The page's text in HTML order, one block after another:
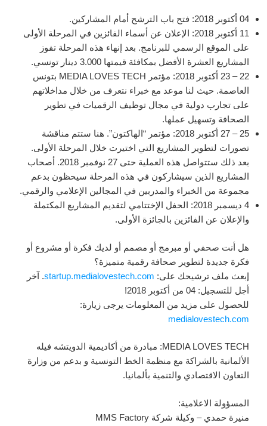
04 أكتوبر 2018: فتح باب الترشح أمام المشاركين.
11 أكتوبر 2018: الإعلان عن أسماء الفائزين في المرحلة الأولى
على الموقع الرسمي للبرنامج. بعد إنهاء هذه المرحلة تفوز
المشاريع العشرة الأفضل بمكافئة قيمتها 3.000 دينار تونسي.
22 – 23 أكتوبر 2018: مؤتمر MEDIA LOVES TECH بتونس
العاصمة. حيث لنا موعد مع خبراء نتعرف من خلال مداخلاتهم
على تجارب دولية في مجال توظيف الرقميات في تطوير
الصحافة وتسهيل عملها.
25 – 27 أكتوبر 2018: مؤتمر “الهاكتون”. هنا ستتم مناقشة
تصورات لتطوير المشاريع التي اختيرت خلال المرحلة الأولى.
بعد ذلك ستتواصل هذه العملية حتى 27 نوفمبر 2018. أصحاب
المشاريع الذين سيشاركون في هذه المرحلة سيحظون بدعم
مجموعة من الخبراء والمدربين في المجالين الإعلامي والرقمي.
4 ديسمبر 2018: الحفل الإختتامي لتقديم المشاريع المكتملة
والإعلان عن الفائزين بالجائزة الأولى.
هل أنت صحفي أو مبرمج أو مصمم أو لديك فكرة أو مشروع أو
فكرة جديدة لتطوير صحافة رقمية متميزة؟
إبعث ملف ترشيحك على: startup.medialovestech.com. آخر
أجل للتسجيل: 04 من أكتوبر 2018!
للحصول على مزيد من المعلومات يرجى زيارة:
medialovestech.com
MEDIA LOVES TECH
: مبادرة من أكاديمية الدويتشه فيله
الألمانية بالشراكة مع منظمة الخط التونسية و بدعم من وزارة
التعاون الاقتصادي والتنمية بألمانيا.
المسؤولة الاعلامية:
منيرة حمدي – وكيلة شركة MMS Factory